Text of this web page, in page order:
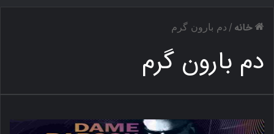
ی
خانه / دم بارون گرم
دم بارون گرم